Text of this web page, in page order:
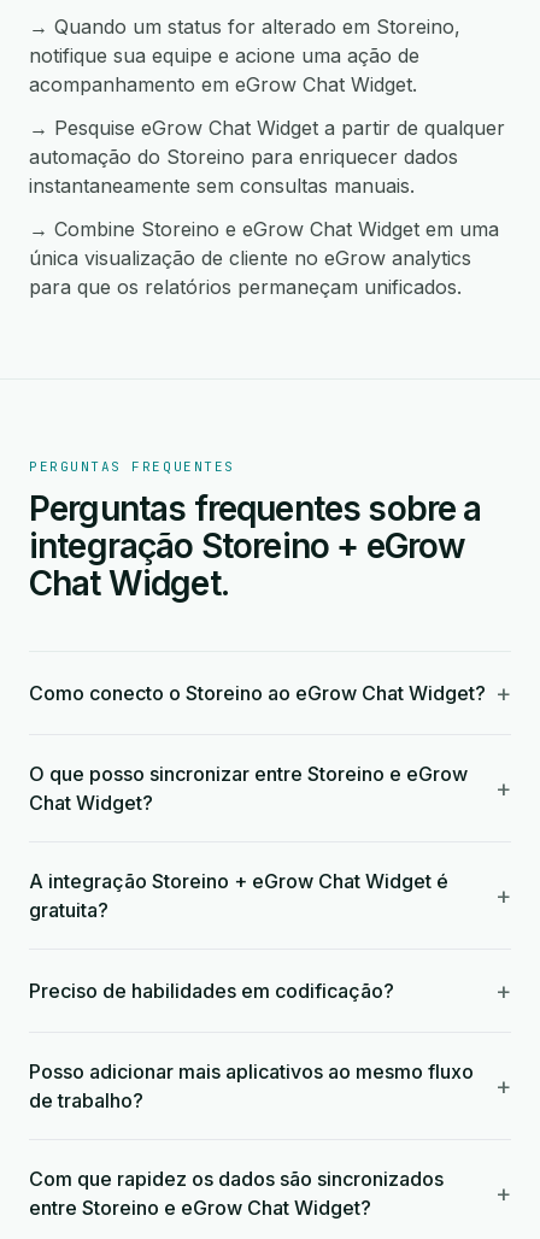
→ Quando um status for alterado em Storeino,
notifique sua equipe e acione uma ação de
acompanhamento em eGrow Chat Widget.
→ Pesquise eGrow Chat Widget a partir de qualquer
automação do Storeino para enriquecer dados
instantaneamente sem consultas manuais.
→ Combine Storeino e eGrow Chat Widget em uma
única visualização de cliente no eGrow analytics
para que os relatórios permaneçam unificados.
PERGUNTAS FREQUENTES
Perguntas frequentes sobre a
integração Storeino + eGrow
Chat Widget.
Como conecto o Storeino ao eGrow Chat Widget? +
O que posso sincronizar entre Storeino e eGrow
Chat Widget?
+
A integração Storeino + eGrow Chat Widget é
gratuita?
+
Preciso de habilidades em codificação? +
Posso adicionar mais aplicativos ao mesmo fluxo
de trabalho?
+
Com que rapidez os dados são sincronizados
entre Storeino e eGrow Chat Widget?
+